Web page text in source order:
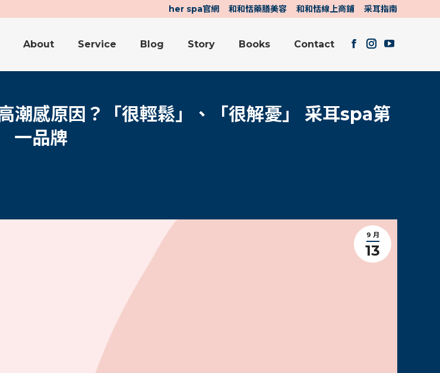
her spa官網 和和恬藥膳美容 和和恬線上商鋪 采耳指南
About Service Blog Story Books Contact
Facebook
new
window
Instagram
new
YouTube
new
潮感原因？「很輕鬆」、「很解憂」 采耳spa第
一品牌
9 月
13
page
window
page
window
page
window